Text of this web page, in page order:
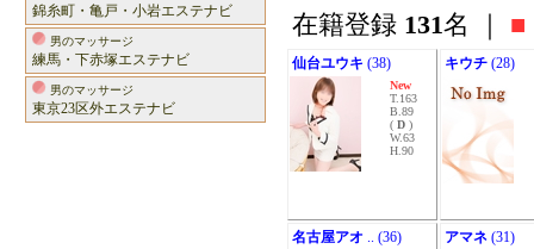
錦糸町・亀戸・小岩エステナビ
男のマッサージ
練馬・下赤塚エステナビ
男のマッサージ
東京23区外エステナビ
在籍登録 131名 ｜ ■
仙台ユウキ (38)
New
T.163
B.89
( D )
W.63
H.90
キウチ (28)
名古屋アオ .. (36) アマネ (31)